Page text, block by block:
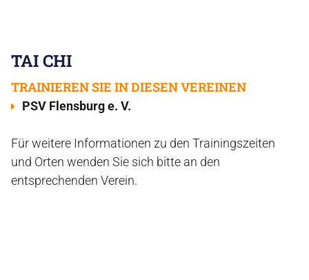
TAI CHI
TRAINIEREN SIE IN DIESEN VEREINEN
PSV Flensburg e. V.
Für weitere Informationen zu den Trainingszeiten
und Orten wenden Sie sich bitte an den
entsprechenden Verein.